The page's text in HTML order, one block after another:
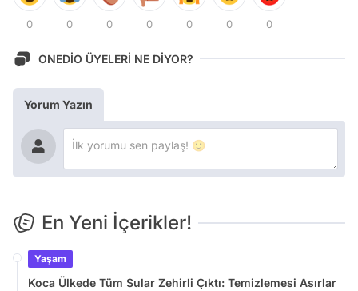
0 0 0 0 0 0 0
ONEDİO ÜYELERİ NE DİYOR?
Yorum Yazın
En Yeni İçerikler!
Yaşam
Koca Ülkede Tüm Sular Zehirli Çıktı: Temizlemesi Asırlar